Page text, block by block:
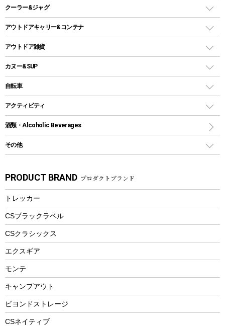
自立式タープ
パラソル
テントアクセサリー
ペグ
グランドシート
ガイドロープ
ツール
ヘッドライト
キャンドル
ガストーチ、ライター
卓上タイプグリル
パーティータイプグリル
鉄板、アミ
焚き火台&ストーブ
火起こし
バーベキューツール
ホットサンドメーカー
クッカーセット
シェラカップ
クッキングツール
ナイフ
カトラリー
マグカップ、カップ
ステンレスボトル
フードボトル
トレー
ランチョンマット
ランチボックス
ステンレスボトル
コップ付きタイプ
ワンタッチタイプ
プラスチックボトル
ディズニーボトル
クーラー&ジャグ
クーラーボックス
クーラーバッグ
ウォータージャグ
保冷剤
アウトドアキャリー&コンテナ
アウトドアキャリー
アウトドア雑貨
バックパック&バッグ
リュック、バックパック
トートバッグ、サコッシュ
ショッピングキャリー
その他アウトドア雑貨
スプレー関係
ツール、他
カヌー&SUP
インフレータブル
カヤック
パドル
ヘルメット
エアーポンプ
アクセサリー
自転車
折りたたみ自転車
スポーツサイクル
シティサイクル
自転車ウェア
アクティビティ
マリン
ラッシュガード
パラソル
フローティングベスト
ヘルメット
エアーポンプ
ビーチテント
ウィンター
スノーシュー
防寒ウェア
酒類・Alcoholic Beverages
その他
湯たんぽ
防災用品
PRODUCT BRAND プロダクトブランド
トレッカー
CSブラックラベル
CSクラシックス
エクスギア
モンテ
キャンプアウト
ビヨンドストレージ
CSネイティブ